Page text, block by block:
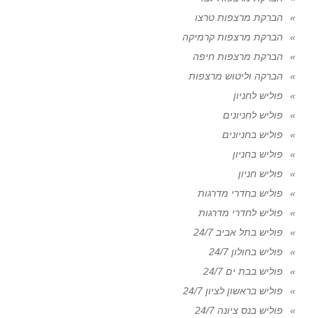
הברקת מרצפות טרצו
הברקת מרצפות קרמיקה
הברקת מרצפות חיפה
הברקה וליטוש מרצפות
פוליש לחניון
פוליש לחניונים
פוליש בחניונים
פוליש בחניון
פוליש חניון
פוליש בחדרי מדרגות
פוליש לחדרי מדרגות
פוליש בתל אביב 24/7
פוליש בחולון 24/7
פוליש בבת ים 24/7
פוליש בראשון לציון 24/7
פוליש בנס ציונה 24/7